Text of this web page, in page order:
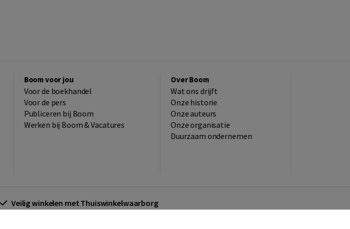
Boom voor jou
Voor de boekhandel
Voor de pers
Publiceren bij Boom
Werken bij Boom & Vacatures
Over Boom
Wat ons drijft
Onze historie
Onze auteurs
Onze organisatie
Duurzaam ondernemen
Veilig winkelen met Thuiswinkelwaarborg